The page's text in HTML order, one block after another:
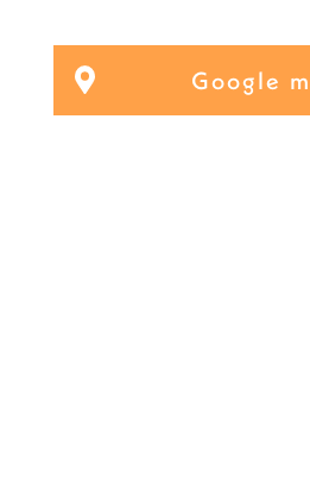
Google